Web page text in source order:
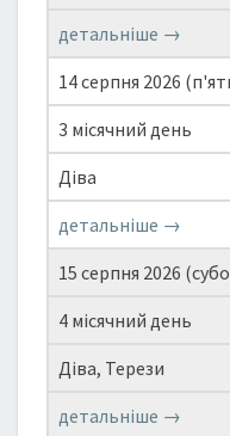
детальніше →
14 серпня 2026
3 місячний день
Діва
детальніше →
15 серпня 2026
4 місячний день
Діва, Терези
детальніше →